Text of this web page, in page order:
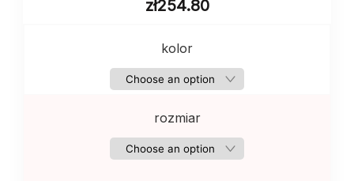
zł254.80
kolor
rozmiar